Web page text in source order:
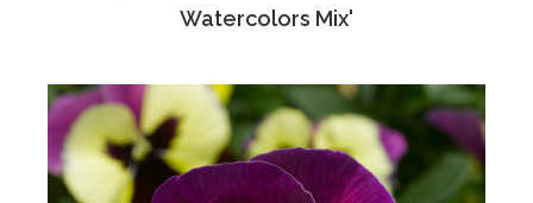
Watercolors Mix'